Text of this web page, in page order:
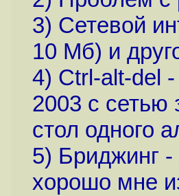
3) Сетевой
10 Мб) и
4) Ctrl-alt-del
2003 с сетью
стол одного
5) Бриджинг -
хорошо мне